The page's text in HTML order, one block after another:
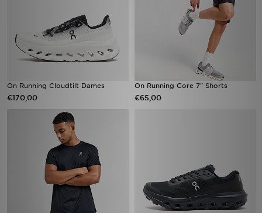
On Running Cloudtilt Dames
€170,00
On Running Core 7" Shorts
€65,00